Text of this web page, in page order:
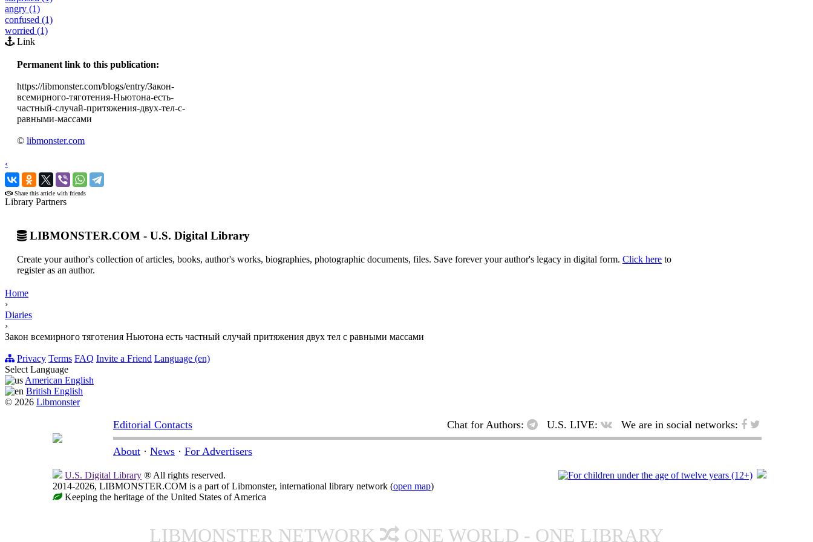
angry (1)
confused (1)
worried (1)
Link
Permanent link to this publication:
https://libmonster.com/blogs/entry/Закон-
всемирного-тяготения-Ньютона-есть-
частный-случай-притяжения-двух-тел-с-
равными-массами
© libmonster.com
‹
›
Share this article with friends
Library Partners
LIBMONSTER.COM - U.S. Digital Library
Create your author's collection of articles, books, author's works, biographies, photographic documents, files. Save forever your author's legacy in digital form. Click here to
register as an author.
Home
›
Diaries
›
Закон всемирного тяготения Ньютона есть частный случай притяжения двух тел с равными массами
Privacy Terms FAQ Invite a Friend Language (en)
Select Language
American English
British English
© 2026 Libmonster
Editorial Contacts Chat for Authors: U.S. LIVE: We are in social networks:
About · News · For Advertisers
U.S. Digital Library ® All rights reserved.
2014-2026, LIBMONSTER.COM is a part of Libmonster, international library network (open map)
Keeping the heritage of the United States of America
LIBMONSTER NETWORK ONE WORLD - ONE LIBRARY